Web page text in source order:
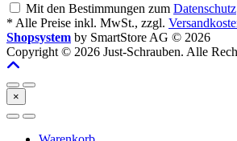
Mit den Bestimmungen zum Datenschutz
* Alle Preise inkl. MwSt., zzgl.
Shopsystem by SmartStore AG © 2026
Copyright © 2026 Just-Schrauben. Alle
×